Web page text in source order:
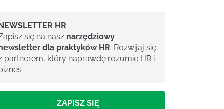
NEWSLETTER HR
się na nasz narzędziowy
dla praktyków HR. Rozwijaj się
partnerem, który naprawdę rozumie HR i
biznes
ZAPISZ SIĘ